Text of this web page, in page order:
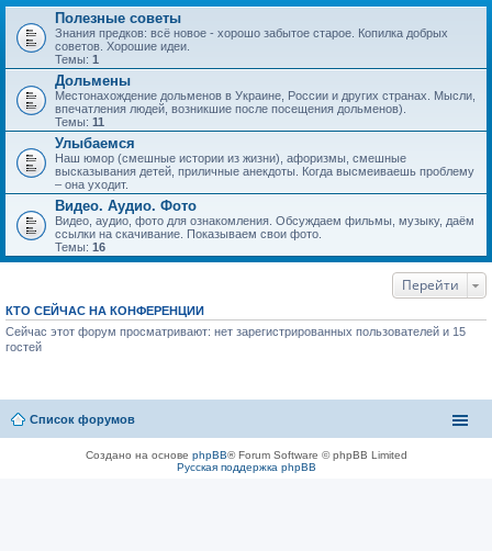
Полезные советы
Знания предков: всё новое - хорошо забытое старое. Копилка добрых
советов. Хорошие идеи.
Темы: 1
Дольмены
Местонахождение дольменов в Украине, России и других странах. Мысли,
впечатления людей, возникшие после посещения дольменов).
Темы: 11
Улыбаемся
Наш юмор (смешные истории из жизни), афоризмы, смешные
высказывания детей, приличные анекдоты. Когда высмеиваешь проблему
– она уходит.
Видео. Аудио. Фото
Видео, аудио, фото для ознакомления. Обсуждаем фильмы, музыку, даём
ссылки на скачивание. Показываем свои фото.
Темы: 16
Перейти
КТО СЕЙЧАС НА КОНФЕРЕНЦИИ
Сейчас этот форум просматривают: нет зарегистрированных пользователей и 15
гостей
Список форумов
Создано на основе phpBB® Forum Software © phpBB Limited
Русская поддержка phpBB